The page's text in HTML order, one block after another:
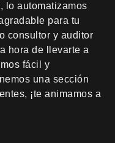
lo automatizamos
para tu
consultor y auditor
hora de llevarte a
fácil y
una sección
¡te animamos a